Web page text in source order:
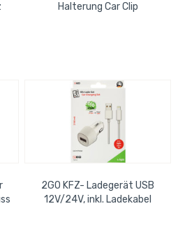
Halterung Car Clip
2GO KFZ- Ladegerät USB
12V/24V, inkl. Ladekabel